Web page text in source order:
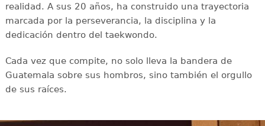
realidad. A sus 20 años, ha construido una trayectoria
marcada por la perseverancia, la disciplina y la
dedicación dentro del taekwondo.
Cada vez que compite, no solo lleva la bandera de
Guatemala sobre sus hombros, sino también el orgullo
de sus raíces.